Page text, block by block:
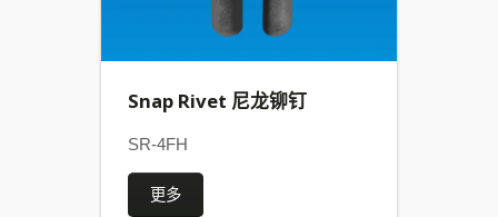
Snap Rivet 尼龙铆钉
SR-4FH
更多